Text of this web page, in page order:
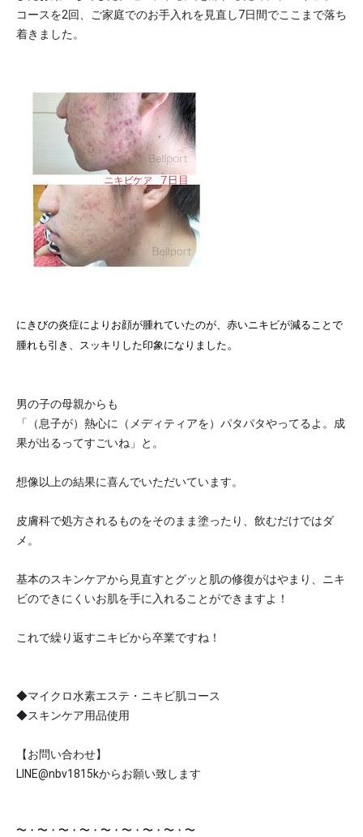
コースを2回、ご家庭でのお手入れを見直し7日間でここまで落ち
着きました。
にきびの炎症によりお顔が腫れていたのが、赤いニキビが減ることで
腫れも引き、スッキリした印象になりました 。
男の子の母親からも
「（息子が）熱心に（メディティアを）パタパタやってるよ。成
果が出るってすごいね」と。
想像以上の結果に喜んでいただいています。
皮膚科で処方されるものをそのまま塗ったり、飲むだけではダ
メ。
基本のスキンケアから見直すとグッと肌の修復がはやまり、ニキ
ビのできにくいお肌を手に入れることができますよ！
これで繰り返すニキビから卒業ですね！
◆マイクロ水素エステ・ニキビ肌コース
◆スキンケア用品使用
【お問い合わせ】
LINE@nbv1815kからお願い致します
〜・〜・〜・〜・〜 ・〜・〜・〜・〜